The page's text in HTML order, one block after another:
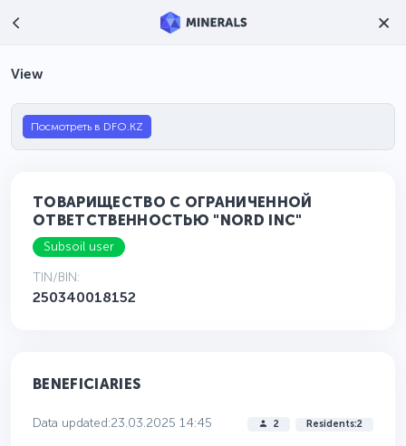
View
Посмотреть в DFO.KZ
ТОВАРИЩЕСТВО С ОГРАНИЧЕННОЙ
ОТВЕТСТВЕННОСТЬЮ "NORD INС"
Subsoil user
TIN/BIN:
250340018152
BENEFICIARIES
Data updated:23.03.2025 14:45 2 Residents:2